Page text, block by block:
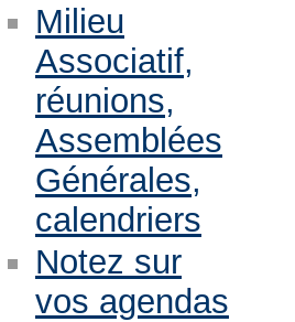
Milieu
Associatif,
réunions,
Assemblées
Générales,
calendriers
Notez sur
vos agendas